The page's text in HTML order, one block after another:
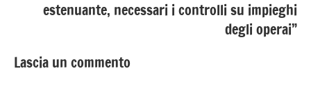
estenuante, necessari i controlli su impieghi
degli operai”
Lascia un commento